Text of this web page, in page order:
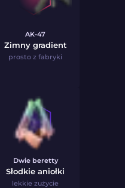
AK-47
Zimny gradient
prosto z fabryki
Dwie beretty
Słodkie aniołki
lekkie zużycie